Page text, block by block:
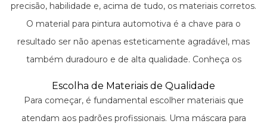
precisão, habilidade e, acima de tudo, os materiais corretos.
O material para pintura automotiva é a chave para o
resultado ser não apenas esteticamente agradável, mas
também duradouro e de alta qualidade. Conheça os
completamente a aparência de um veículo, garantindo um
acabamento impecável digno de exposição.
Escolha de Materiais de Qualidade
Para começar, é fundamental escolher materiais que
atendam aos padrões profissionais. Uma máscara para